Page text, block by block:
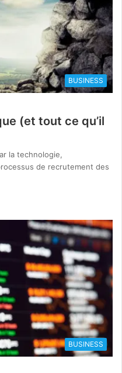
BUSINESS
(et tout ce qu’il
la technologie,
de recrutement des
BUSINESS